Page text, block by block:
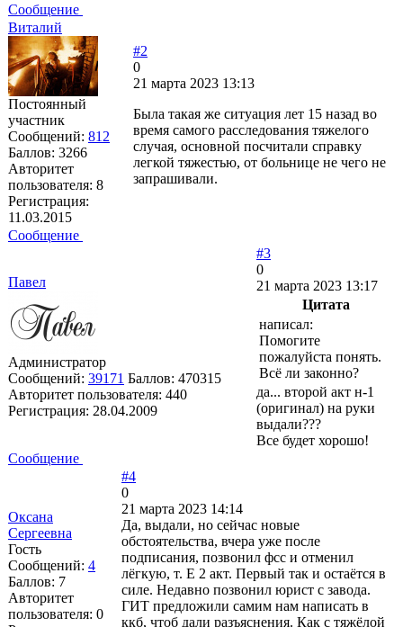
Сообщение
Виталий
Постоянный
участник
Сообщений: 812
Баллов: 3266
Авторитет
пользователя: 8
Регистрация:
11.03.2015
#2
0
21 марта 2023 13:13
Была такая же ситуация лет 15 назад во
время самого расследования тяжелого
случая, основной посчитали справку
легкой тяжестью, от больнице не чего не
запрашивали.
Сообщение
Павел
Администратор
Сообщений: 39171 Баллов: 470315
Авторитет пользователя: 440
Регистрация: 28.04.2009
#3
0
21 марта 2023 13:17
Цитата
написал:
Помогите
пожалуйста понять.
Всё ли законно?
да... второй акт н-1
(оригинал) на руки
выдали???
Все будет хорошо!
Сообщение
Оксана
Сергеевна
Гость
Сообщений: 4
Баллов: 7
Авторитет
пользователя: 0
#4
0
21 марта 2023 14:14
Да, выдали, но сейчас новые
обстоятельства, вчера уже после
подписания, позвонил фсс и отменил
лёгкую, т. Е 2 акт. Первый так и остаётся в
силе. Недавно позвонил юрист с завода.
ГИТ предложили самим нам написать в
ккб, чтоб дали разъяснения. Как с тяжёлой